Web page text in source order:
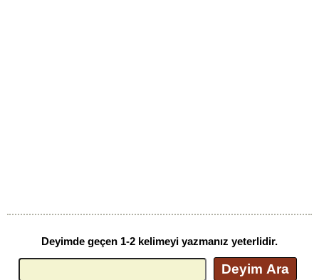
Deyimde geçen 1-2 kelimeyi yazmanız yeterlidir.
Deyim Ara